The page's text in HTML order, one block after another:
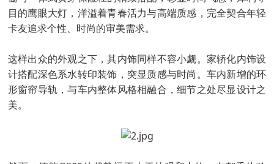
目的鹰眼大灯，洋溢着青春活力与高端质感，完全契合年轻
卡友追求个性、时尚的审美需求。
这样出众的外观之下，其内饰同样不容小觑。家轿化内饰设
计搭配深色系水转印装饰，突显质感与时尚。车内新增的环
形窗帘导轨，与车内整体风格相融合，细节之处尽显设计之
美。